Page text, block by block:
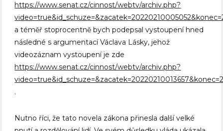
https://www.senat.cz/cinnost/webtv/archiv.php?
a téměř stoprocentně bych podepsal vystoupení hned
následné s argumentací Václava Lásky, jehož
videozáznam vystoupení je zde
https://www.senat.cz/cinnost/webtv/archiv.php?
.
Nutno říci, že tato novela zákona přinesla další velké